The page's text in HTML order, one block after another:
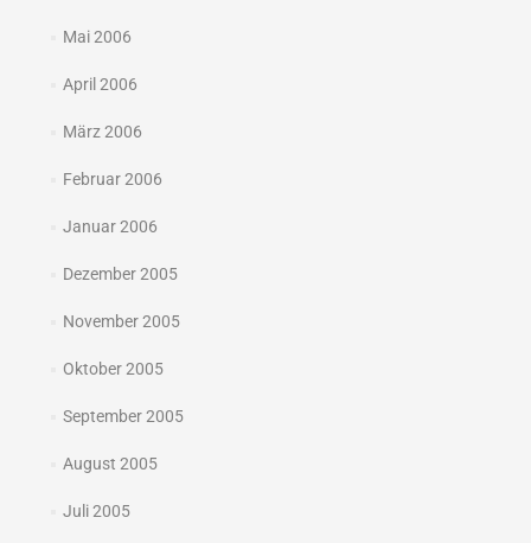
Mai 2006
April 2006
März 2006
Februar 2006
Januar 2006
Dezember 2005
November 2005
Oktober 2005
September 2005
August 2005
Juli 2005